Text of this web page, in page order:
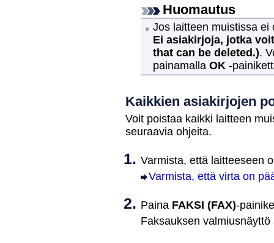
Huomautus
Jos laitteen muistissa ei
Ei asiakirjoja, jotka
that can be deleted.).
painamalla OK -
Kaikkien asiakirjojen
Voit poistaa kaikki laitteen
seuraavia ohjeita.
Varmista, että laitteeseen
Varmista, että virta on
Paina FAKSI (FAX)-
Faksauksen valmiusnäyttö